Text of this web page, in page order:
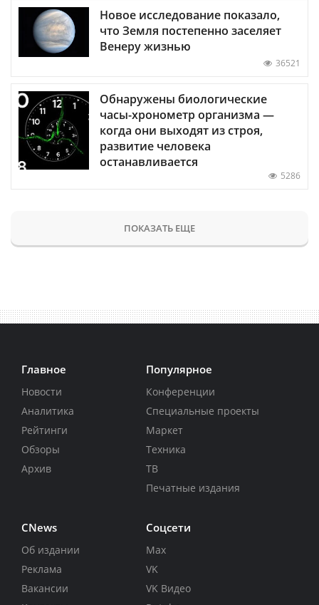
Новое исследование показало,
что Земля постепенно заселяет
Венеру жизнью
36521
Обнаружены биологические
часы-хронометр организма —
когда они выходят из строя,
развитие человека
останавливается
5286
ПОКАЗАТЬ ЕЩЕ
Главное
Новости
Аналитика
Рейтинги
Обзоры
Архив
Популярное
Конференции
Специальные проекты
Маркет
Техника
ТВ
Печатные издания
CNews
Об издании
Реклама
Вакансии
Соцсети
Max
VK
VK Видео